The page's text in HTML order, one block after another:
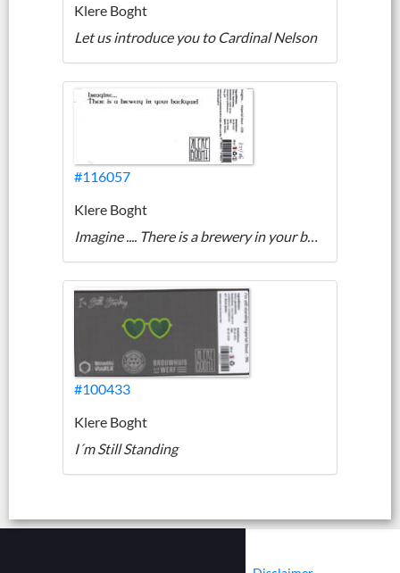
Klere Boght
Let us introduce you to Cardinal Nelson
#116057
Klere Boght
Imagine .... There is a brewery in your backyard
#100433
Klere Boght
I´m Still Standing